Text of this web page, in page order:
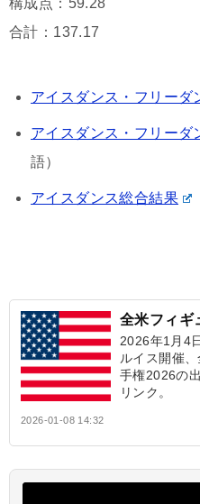
構成点：59.28
合計：137.17
アイスダンス・フリーダ
アイスダンス・フリーダ
語）
アイスダンス総合結果
全米フィギ
2026年1月4
ルイス開催
手権2026の
リンク。
2026-01-08 14:32